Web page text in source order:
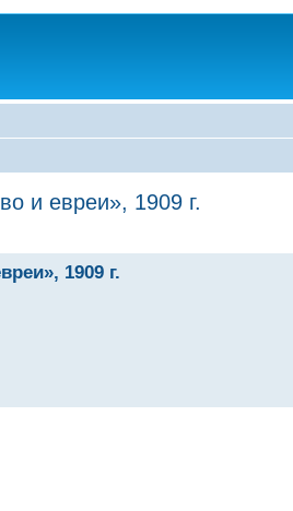
и евреи», 1909 г.
1909 г.